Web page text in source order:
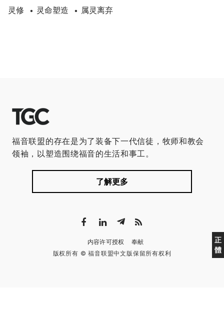
灵修 • 灵命塑造 • 属灵离弃
正
體
福音联盟的存在是为了装备下一代信徒，牧师和教会
领袖，以塑造围绕福音的生活和事工。
了解更多
内容许可授权
奉献
版权所有 © 福音联盟中文版保留所有权利